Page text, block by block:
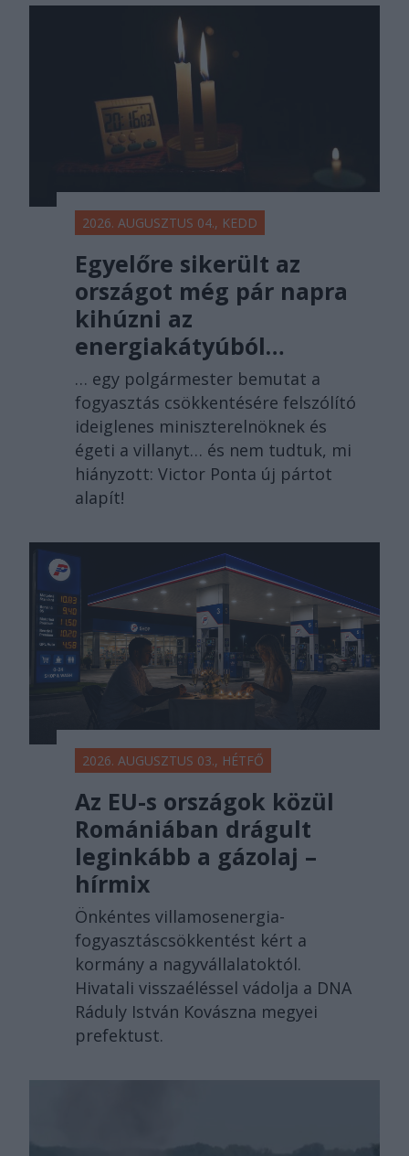
2026. AUGUSZTUS 04., KEDD
Egyelőre sikerült az
országot még pár napra
kihúzni az
energiakátyúból…
… egy polgármester bemutat a
fogyasztás csökkentésére felszólító
ideiglenes miniszterelnöknek és
égeti a villanyt… és nem tudtuk, mi
hiányzott: Victor Ponta új pártot
alapít!
2026. AUGUSZTUS 03., HÉTFŐ
Az EU-s országok közül
Romániában drágult
leginkább a gázolaj –
hírmix
Önkéntes villamosenergia-
fogyasztáscsökkentést kért a
kormány a nagyvállalatoktól.
Hivatali visszaéléssel vádolja a DNA
Ráduly István Kovászna megyei
prefektust.